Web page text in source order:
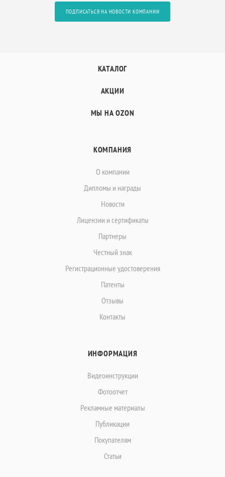
ПОДПИСАТЬСЯ НА НОВОСТИ КОМПАНИИ
КАТАЛОГ
АКЦИИ
МЫ НА OZON
КОМПАНИЯ
О компании
Дипломы и награды
Новости
Лицензии и сертификаты
Партнеры
Честный знак
Регистрационные удостоверения
Патенты
Отзывы
Контакты
ИНФОРМАЦИЯ
Видеоинструкции
Фотоотчет
Рекламные материалы
Публикации
Покупателям
Статьи